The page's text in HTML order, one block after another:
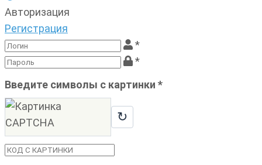
Авторизация
Регистрация
*
*
Введите символы с картинки *
↻